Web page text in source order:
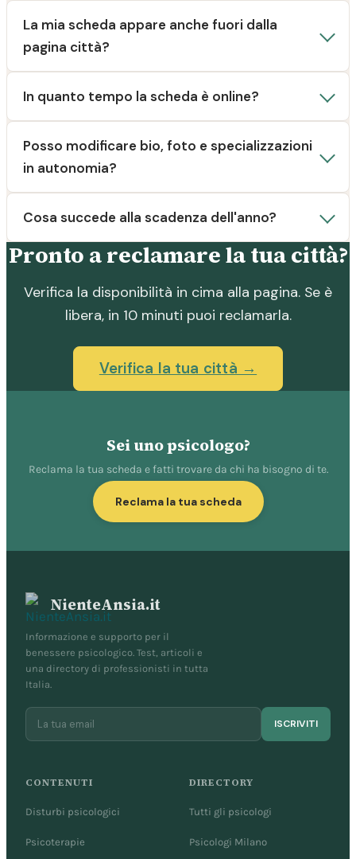
La mia scheda appare anche fuori dalla
pagina città?
In quanto tempo la scheda è online?
Posso modificare bio, foto e specializzazioni
in autonomia?
Cosa succede alla scadenza dell'anno?
Pronto a reclamare la tua città?
Verifica la disponibilità in cima alla pagina. Se è
libera, in 10 minuti puoi reclamarla.
Verifica la tua città →
Sei uno psicologo?
Reclama la tua scheda e fatti trovare da chi ha bisogno di te.
Reclama la tua scheda
NienteAnsia.it
Informazione e supporto per il
benessere psicologico. Test, articoli e
una directory di professionisti in tutta
Italia.
ISCRIVITI
CONTENUTI
Disturbi psicologici
Psicoterapie
DIRECTORY
Tutti gli psicologi
Psicologi Milano